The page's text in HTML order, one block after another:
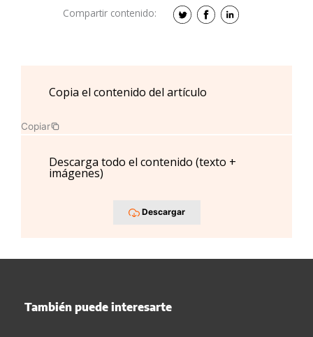
Compartir contenido:
Copia el contenido del artículo
Copiar
Descarga todo el contenido (texto +
imágenes)
Descargar
También puede interesarte